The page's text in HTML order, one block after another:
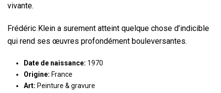
vivante.
Frédéric Klein a surement atteint quelque chose d’indicible
qui rend ses œuvres profondément bouleversantes.
Date de naissance: 1970
Origine: France
Art: Peinture & gravure